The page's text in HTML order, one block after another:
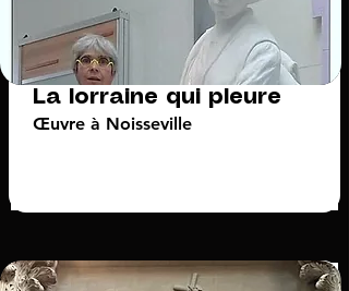
La lorraine qui pleure
Œuvre à Noisseville